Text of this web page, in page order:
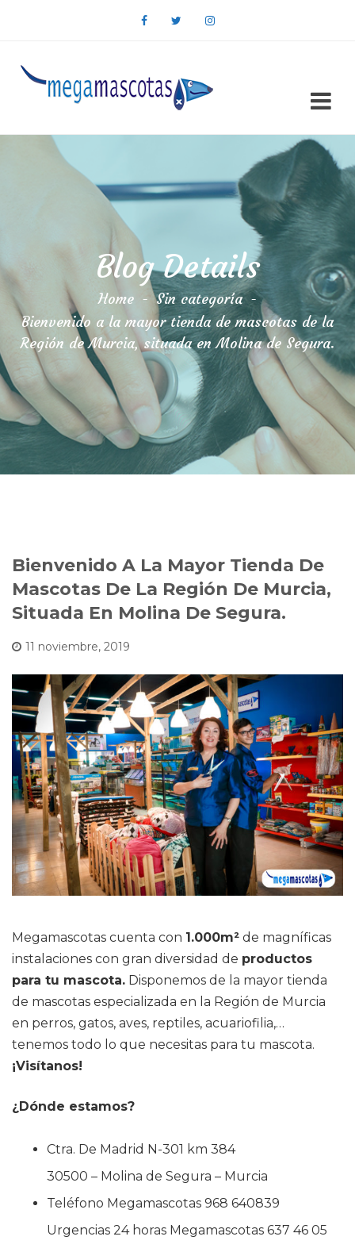
Blog Details
Home - Sin categoría -
Bienvenido a la mayor tienda de mascotas de la
Región de Murcia, situada en Molina de Segura.
Bienvenido A La Mayor Tienda De
Mascotas De La Región De Murcia,
Situada En Molina De Segura.
11 noviembre, 2019
Megamascotas cuenta con 1.000m² de magníficas
instalaciones con gran diversidad de productos
para tu mascota. Disponemos de la mayor tienda
de mascotas especializada en la Región de Murcia
en perros, gatos, aves, reptiles, acuariofilia,…
tenemos todo lo que necesitas para tu mascota.
¡Visítanos!
¿Dónde estamos?
Ctra. De Madrid N-301 km 384
30500 – Molina de Segura – Murcia
Teléfono Megamascotas 968 640839
Urgencias 24 horas Megamascotas 637 46 05